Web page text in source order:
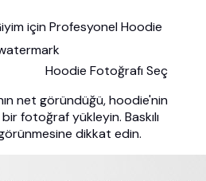
için Profesyonel Hoodie
Hoodie Fotoğrafı Seç
net göründüğü, hoodie'nin
fotoğraf yükleyin. Baskılı
dikkat edin.